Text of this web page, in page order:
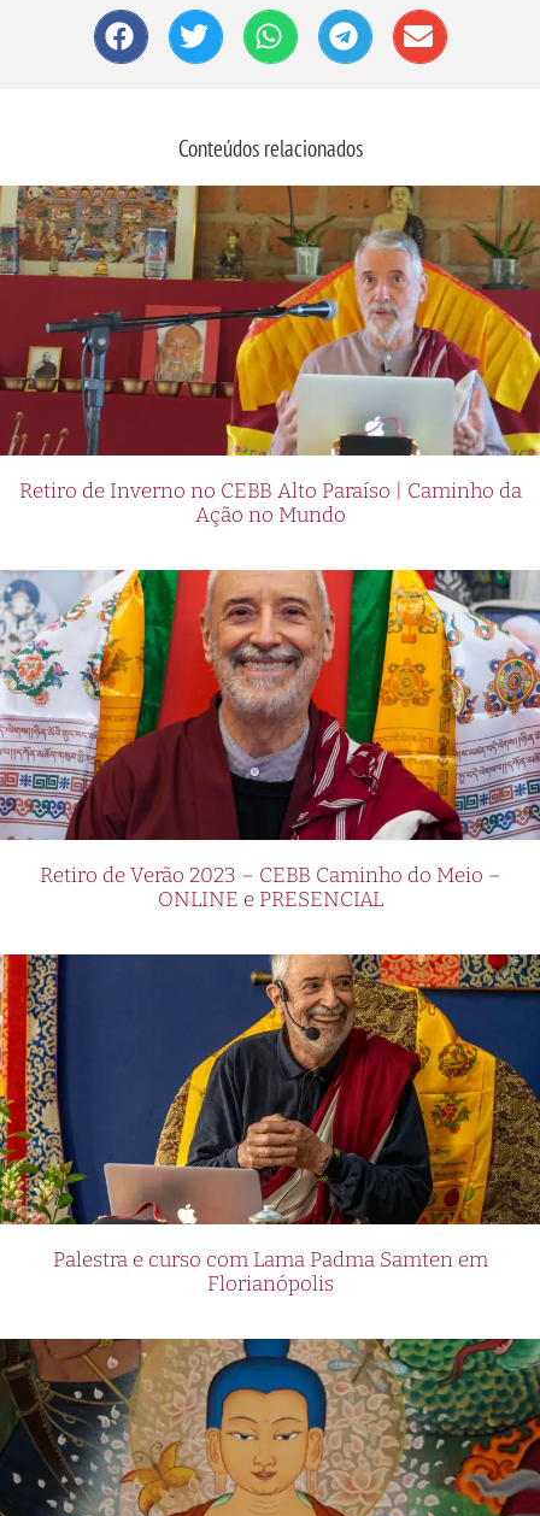
Conteúdos relacionados
Retiro de Inverno no CEBB Alto Paraíso | Caminho da
Ação no Mundo
Retiro de Verão 2023 – CEBB Caminho do Meio –
ONLINE e PRESENCIAL
Palestra e curso com Lama Padma Samten em
Florianópolis